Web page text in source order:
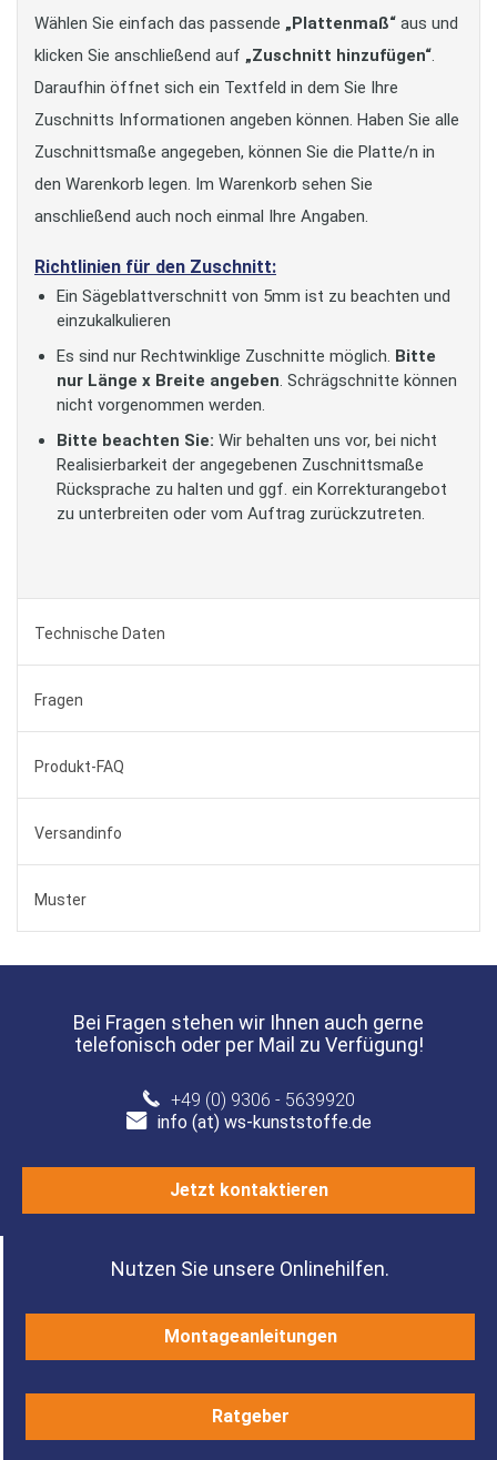
Wählen Sie einfach das passende „Plattenmaß“ aus und
klicken Sie anschließend auf „Zuschnitt hinzufügen“.
Daraufhin öffnet sich ein Textfeld in dem Sie Ihre
Zuschnitts Informationen angeben können. Haben Sie alle
Zuschnittsmaße angegeben, können Sie die Platte/n in
den Warenkorb legen. Im Warenkorb sehen Sie
anschließend auch noch einmal Ihre Angaben.
Richtlinien für den Zuschnitt:
Ein Sägeblattverschnitt von 5mm ist zu beachten und
einzukalkulieren
Es sind nur Rechtwinklige Zuschnitte möglich. Bitte
nur Länge x Breite angeben. Schrägschnitte können
nicht vorgenommen werden.
Bitte beachten Sie: Wir behalten uns vor, bei nicht
Realisierbarkeit der angegebenen Zuschnittsmaße
Rücksprache zu halten und ggf. ein Korrekturangebot
zu unterbreiten oder vom Auftrag zurückzutreten.
Technische Daten
Fragen
Produkt-FAQ
Versandinfo
Muster
Bei Fragen stehen wir Ihnen auch gerne
telefonisch oder per Mail zu Verfügung!
+49 (0) 9306 - 5639920
info (at) ws-kunststoffe.de
Jetzt kontaktieren
Nutzen Sie unsere Onlinehilfen.
Montageanleitungen
Ratgeber